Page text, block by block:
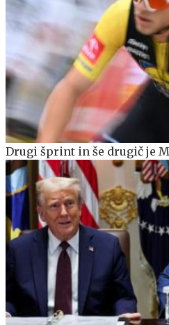
Drugi šprint in še drugič je